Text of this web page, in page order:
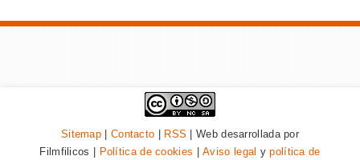
Sitemap Contacto RSS | Web desarrollada por
Filmfilicos |
Política de cookies |Aviso legal ypolítica de